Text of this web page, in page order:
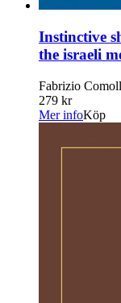
Instinctive
the israeli
Fabrizio
279 kr
Mer infoKöp